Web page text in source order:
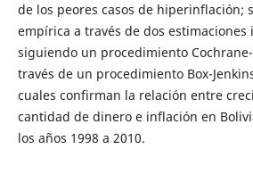
de los peores casos de hiperinflación;
empírica a través de dos
siguiendo un procedimiento
través de un procedimiento Box-
cuales confirman la relación entre
cantidad de dinero e inflación en
los años 1998 a 2010.